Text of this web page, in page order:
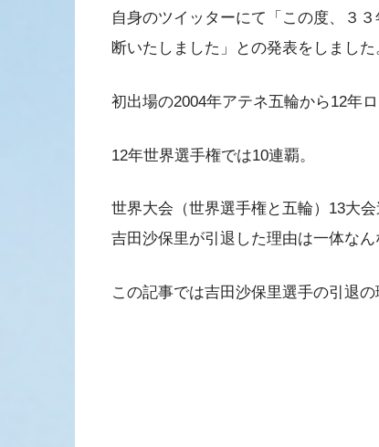
自身のツイッターにて「この度、３
断いたしました」との発表をしました
初出場の2004年アテネ五輪から12年ロ
12年世界選手権では10連覇。
世界大会（世界選手権と五輪）13大
吉田沙保里が引退した理由は一体なん
この記事では吉田沙保里選手の引退